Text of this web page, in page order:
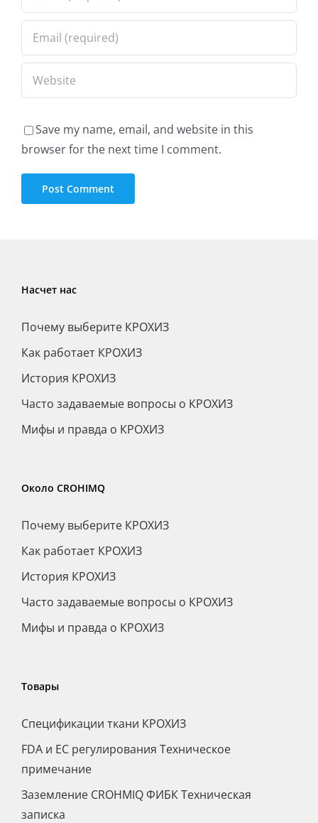
Save my name, email, and website in this
browser for the next time I comment.
Насчет нас
Почему выберите КРОХИЗ
Как работает КРОХИЗ
История КРОХИЗ
Часто задаваемые вопросы о КРОХИЗ
Мифы и правда о КРОХИЗ
Около CROHIMQ
Почему выберите КРОХИЗ
Как работает КРОХИЗ
История КРОХИЗ
Часто задаваемые вопросы о КРОХИЗ
Мифы и правда о КРОХИЗ
Товары
Спецификации ткани КРОХИЗ
FDA и ЕС регулирования Техническое
примечание
Заземление CROHMIQ ФИБК Техническая
записка